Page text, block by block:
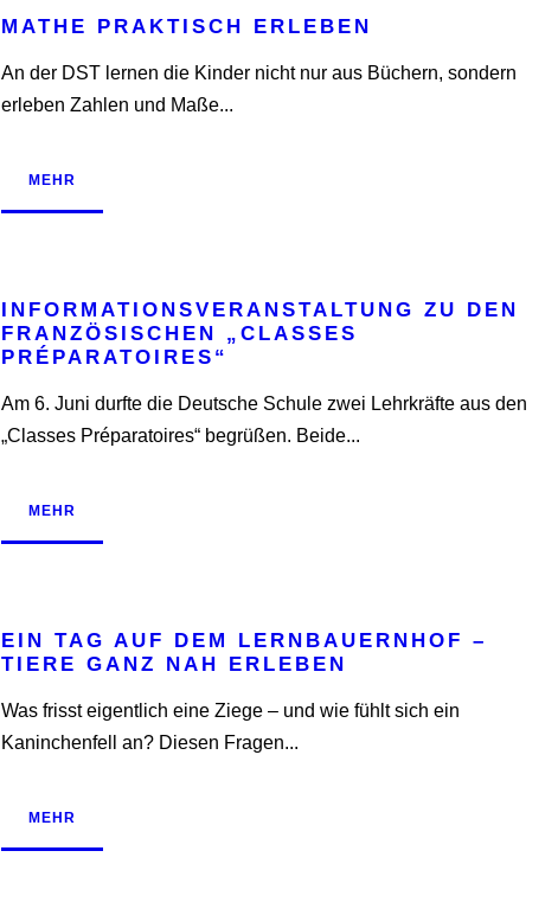
MATHE PRAKTISCH ERLEBEN
An der DST lernen die Kinder nicht nur aus Büchern, sondern
erleben Zahlen und Maße...
MEHR
INFORMATIONSVERANSTALTUNG ZU DEN
FRANZÖSISCHEN „CLASSES
PRÉPARATOIRES“
Am 6. Juni durfte die Deutsche Schule zwei Lehrkräfte aus den
„Classes Préparatoires“ begrüßen. Beide...
MEHR
EIN TAG AUF DEM LERNBAUERNHOF –
TIERE GANZ NAH ERLEBEN
Was frisst eigentlich eine Ziege – und wie fühlt sich ein
Kaninchenfell an? Diesen Fragen...
MEHR